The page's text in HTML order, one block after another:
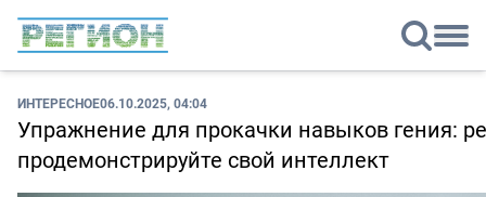
ИНТЕРЕСНОЕ06.10.2025, 04:04
Упражнение для прокачки навыков гения:
продемонстрируйте свой интеллект